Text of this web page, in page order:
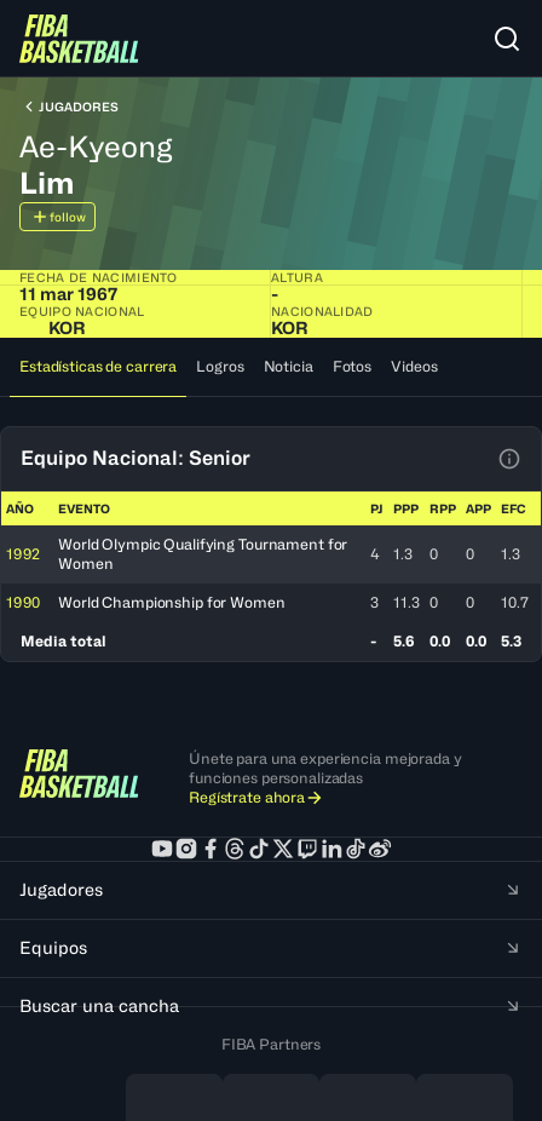
JUGADORES
Ae-Kyeong
Lim
follow
FECHA DE NACIMIENTO
11 mar 1967
ALTURA
-
EQUIPO NACIONAL
KOR
NACIONALIDAD
KOR
Estadísticas de carrera Logros Noticia Fotos Videos
Equipo Nacional: Senior
AÑO EVENTO PJ PPP RPP APP EFC
1992
World Olympic Qualifying Tournament for
Women
4 1.3 0 0 1.3
1990 World Championship for Women 3 11.3 0 0 10.7
Media total - 5.6 0.0 0.0 5.3
Únete para una experiencia mejorada y
funciones personalizadas
Regístrate ahora
Jugadores
Equipos
Buscar una cancha
FIBA Partners